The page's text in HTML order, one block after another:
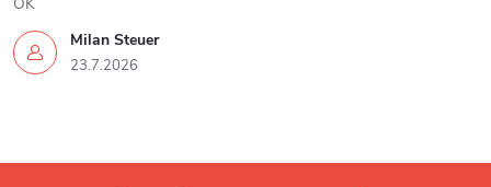
Milan Steuer
23.7.2026